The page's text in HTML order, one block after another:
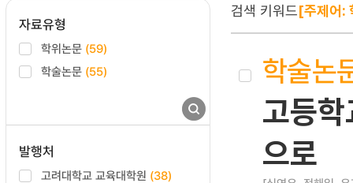
자료유형
학위논문 (59)
학술논문 (55)
발행처
고려대학교 교육대학원 (38)
검색 키워드[주제어:
학술논
고등
으로